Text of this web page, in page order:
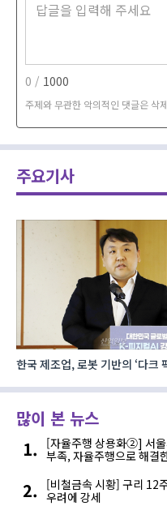
0 / 1000
주제와 무관한 악의적인 댓글은 삭
주요기사
원격제어 넘어 상황 인식으로, ‘
많이 본 뉴스
[자율주행 상용화②] 서
부족, 자율주행으로 해결
[비철금속 시황] 구리 12
우려에 강세